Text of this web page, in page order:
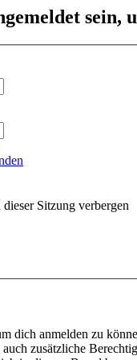
sein,
Sitzung verbergen
dich anmelden zu
zusätzliche